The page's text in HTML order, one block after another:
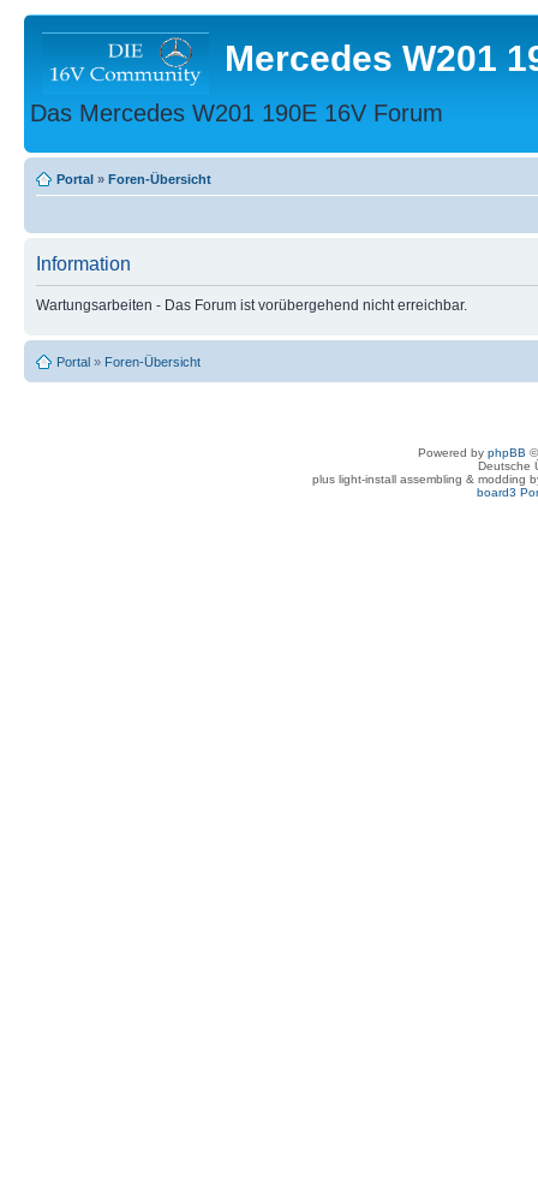
Mercedes W201
Das Mercedes W201 190E 16V Forum
Portal » Foren-Übersicht
Information
Wartungsarbeiten - Das Forum ist vorübergehend nicht erreichbar.
Portal » Foren-Übersicht
Powered by phpBB
Deutsche
plus light-install assembling & modding
board3